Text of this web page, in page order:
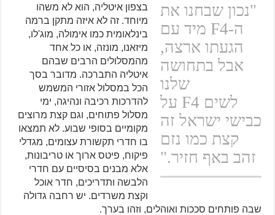
נכון שבחנו את
ה-F4 מיד עם
הגעתו ארצה,
אבל בתחושה
שלנו
לשים F4 על
כבישי ישראל זה
קצת כמו נזם
זהב באף חזיר.
בצפון איטליה, הוא לא משהו
מיוחד. זה לא איזה מתקן ברמה
בינלאומית כמו אימולה, מוג'לו,
מיזאנו, מונזה, או כל אחד
מהמסלולים הרבים שבהם
איטליה התברכה. מדובר בסך
הכל במסלול אזורי המשמש
להדרכות רכיבה ונהיגה, ימי
מסלול פתוחים, וגם קצת מרוצים
מקומיים בסופי שבוע. לא תמצאו
בו חדרי תקשורת עצומים, מגדלי
פיקוח, פיטס ארוך או טריבונות,
אלא מבנים בסיסיים עם חדרי
הלבשה ותדריכים, חדר אוכל
וקצת משרדים. יש רחבה גדולה
שבה פותחים סככות ואוהלים, וזהו בערך.